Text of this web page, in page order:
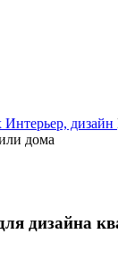
Интерьер, дизайн
дома
дизайна